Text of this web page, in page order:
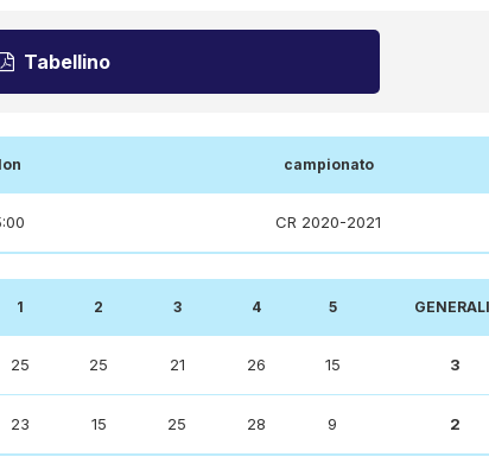
Tabellino
campionato
CR 2020-2021
1 2 3 4 5
25 25 21 26 15 3
23 15 25 28 9 2